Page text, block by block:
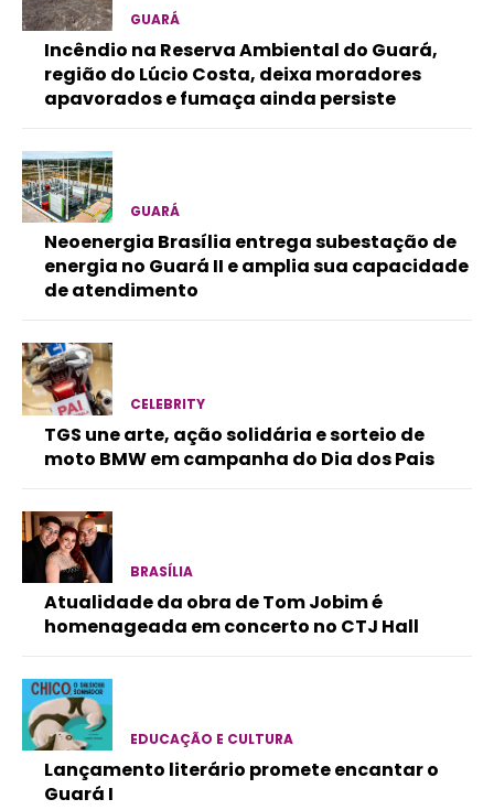
GUARÁ
Incêndio na Reserva Ambiental do Guará,
região do Lúcio Costa, deixa moradores
apavorados e fumaça ainda persiste
GUARÁ
Neoenergia Brasília entrega subestação de
energia no Guará II e amplia sua capacidade
de atendimento
CELEBRITY
TGS une arte, ação solidária e sorteio de
moto BMW em campanha do Dia dos Pais
BRASÍLIA
Atualidade da obra de Tom Jobim é
homenageada em concerto no CTJ Hall
EDUCAÇÃO E CULTURA
Lançamento literário promete encantar o
Guará I